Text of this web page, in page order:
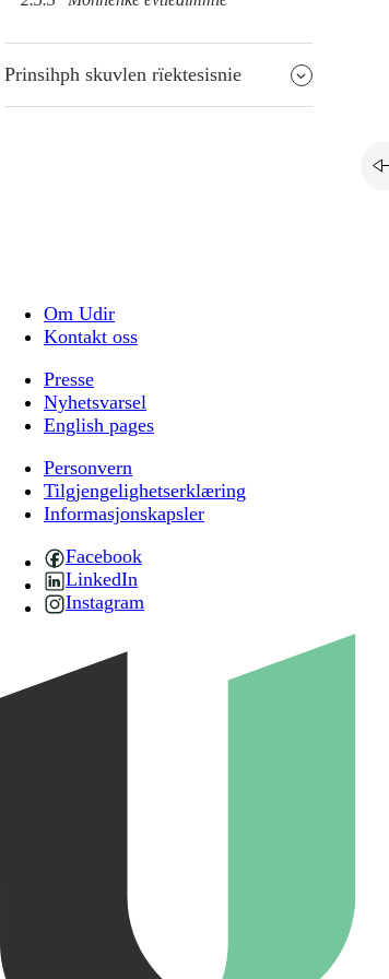
Prinsihph skuvlen rïektesisnie
Om Udir
Kontakt oss
Presse
Nyhetsvarsel
English pages
Personvern
Tilgjengelighetserklæring
Informasjonskapsler
Facebook
LinkedIn
Instagram